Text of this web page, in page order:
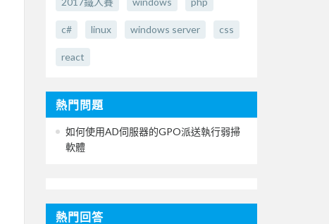
c# linux windows server css
react
熱門問題
如何使用AD伺服器的GPO派送執行弱掃
軟體
熱門回答